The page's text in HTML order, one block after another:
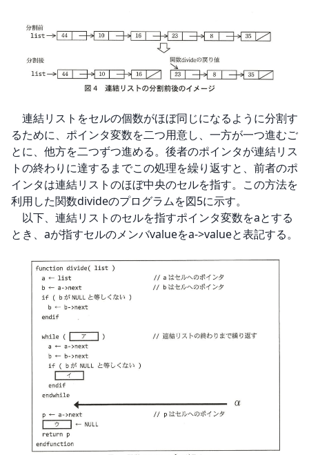
連結リストをセルの個数がほぼ同じになるように分割す
るために、ポインタ変数を二つ用意し、一方が一つ進むご
とに、他方を二つずつ進める。後者のポインタが連結リス
トの終わりに達するまでこの処理を繰り返すと、前者のポ
インタは連結リストのほぼ中央のセルを指す。この方法を
利用した関数divideのプログラムを図5に示す。
以下、連結リストのセルを指すポインタ変数をaとする
とき、aが指すセルのメンバvalueをa->valueと表記する。